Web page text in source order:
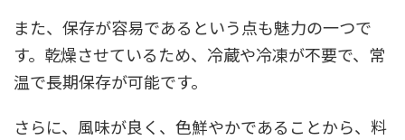
また、保存が容易であるという点も魅力の一つで
す。乾燥させているため、冷蔵や冷凍が不要で、常
温で長期保存が可能です。
さらに、風味が良く、色鮮やかであることから、料